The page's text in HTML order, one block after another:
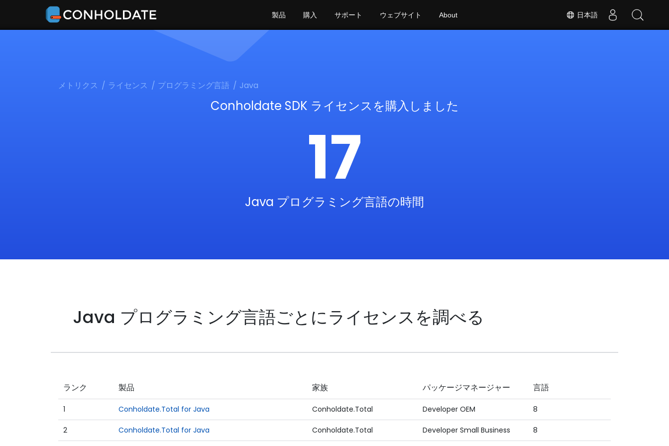
日本語
製品 購入 サポート ウェブサイト About
メトリクス ライセンス プログラミング言語 Java
Conholdate SDK ライセンスを購入しました
17
Java プログラミング言語の時間
Java プログラミング言語ごとにライセンスを調べる
ランク 製品 家族 パッケージマネージャー 言語
1 Conholdate.Total for Java Conholdate.Total Developer OEM 8
2 Conholdate.Total for Java Conholdate.Total Developer Small Business 8